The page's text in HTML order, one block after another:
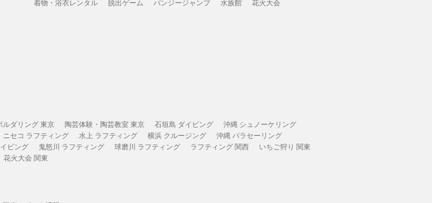
着物・浴衣レンタル
脱出ゲーム バンジージャンプ 水族館 花火大会
ルダリング 東京 陶芸体験・陶芸教室 東京 石垣島 ダイビング
沖縄 シュノーケリング
ニセコ ラフティング 水上 ラフティング 横浜 クルージング
沖縄 パラセーリング
ビング 鬼怒川 ラフティング 球磨川 ラフティング ラフティング 関西
いちご狩り 関東
花火大会 関東